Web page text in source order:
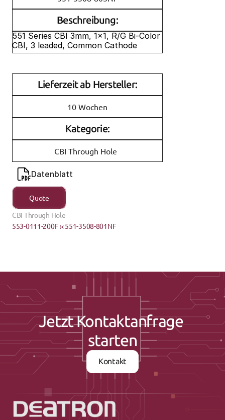
Beschreibung:
551 Series CBI 3mm, 1x1, R/G Bi-Color
CBI, 3 leaded, Common Cathode
Lieferzeit ab Hersteller:
10 Wochen
Kategorie:
CBI Through Hole
Datenblatt
Quote
CBI Through Hole
553-0111-200F ›
Jetzt Kontaktanfrage
starten
Kontakt